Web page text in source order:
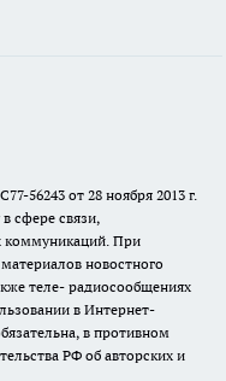
56243 от 28 ноября 2013 г.
сфере связи,
коммуникаций. При
новостного
теле- радиосообщениях
в Интернет-
в противном
РФ об авторских и